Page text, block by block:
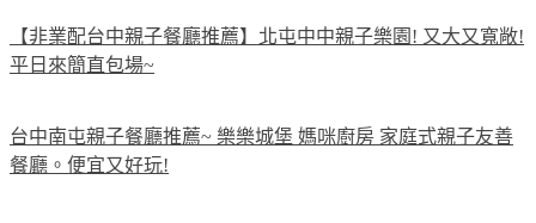
【非業配台中親子餐廳推薦】北屯中中親子樂園! 又大又寬敞!
平日來簡直包場~
台中南屯親子餐廳推薦~ 樂樂城堡 媽咪廚房 家庭式親子友善
餐廳。便宜又好玩!